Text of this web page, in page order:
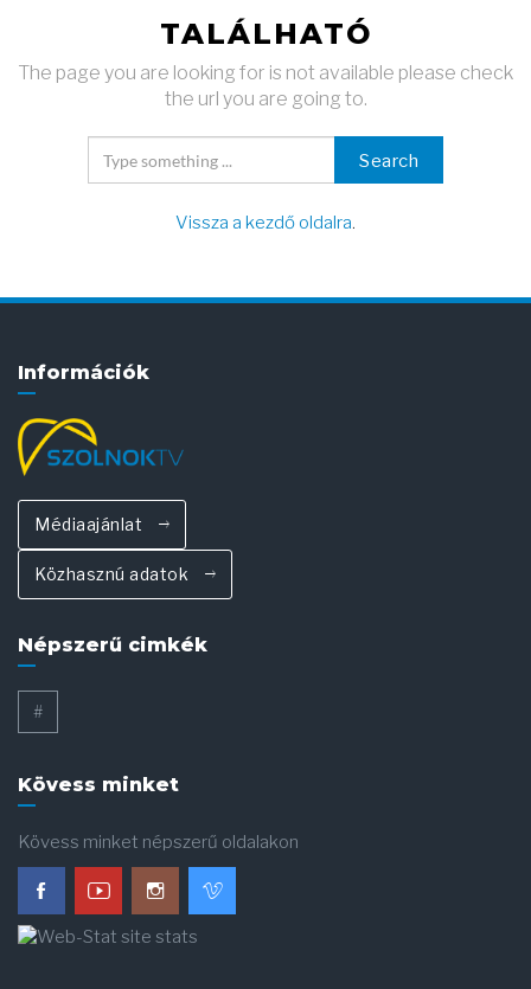
TALÁLHATÓ
The page you are looking for is not available please check
the url you are going to.
Search
Vissza a kezdő oldalra.
Információk
Médiaajánlat
Közhasznú adatok
Népszerű cimkék
#
Kövess minket
Kövess minket népszerű oldalakon